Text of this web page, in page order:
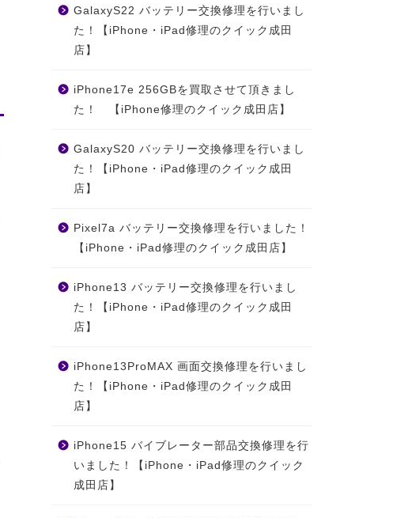
GalaxyS22 バッテリー交換修理を行いまし
た！【iPhone・iPad修理のクイック成田
店】
iPhone17e 256GBを買取させて頂きまし
た！ 【iPhone修理のクイック成田店】
GalaxyS20 バッテリー交換修理を行いまし
た！【iPhone・iPad修理のクイック成田
店】
Pixel7a バッテリー交換修理を行いました！
【iPhone・iPad修理のクイック成田店】
iPhone13 バッテリー交換修理を行いまし
た！【iPhone・iPad修理のクイック成田
店】
iPhone13ProMAX 画面交換修理を行いまし
た！【iPhone・iPad修理のクイック成田
店】
iPhone15 バイブレーター部品交換修理を行
いました！【iPhone・iPad修理のクイック
成田店】